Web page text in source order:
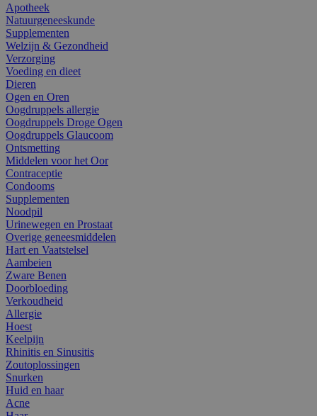
Apotheek
Natuurgeneeskunde
Supplementen
Welzijn & Gezondheid
Verzorging
Voeding en dieet
Dieren
Ogen en Oren
Oogdruppels allergie
Oogdruppels Droge Ogen
Oogdruppels Glaucoom
Ontsmetting
Middelen voor het Oor
Contraceptie
Condooms
Supplementen
Noodpil
Urinewegen en Prostaat
Overige geneesmiddelen
Hart en Vaatstelsel
Aambeien
Zware Benen
Doorbloeding
Verkoudheid
Allergie
Hoest
Keelpijn
Rhinitis en Sinusitis
Zoutoplossingen
Snurken
Huid en haar
Acne